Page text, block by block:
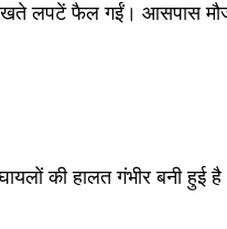
लपटें फैल गईं। आसपास
की हालत गंभीर बनी हुई